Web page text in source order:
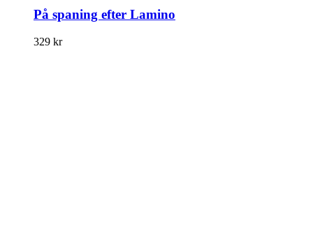
På spaning efter Lamino
329 kr